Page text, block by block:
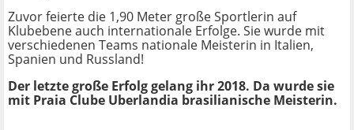
Zuvor feierte die 1,90 Meter große Sportlerin auf
Klubebene auch internationale Erfolge. Sie wurde mit
verschiedenen Teams nationale Meisterin in Italien,
Spanien und Russland!
Der letzte große Erfolg gelang ihr 2018. Da wurde sie
mit Praia Clube Uberlandia brasilianische Meisterin.